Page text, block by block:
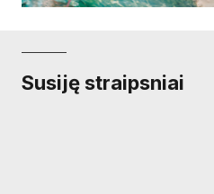
Susiję straipsniai